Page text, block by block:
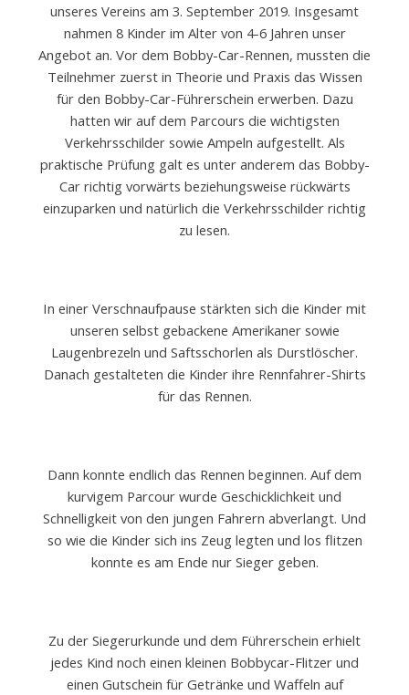
unseres Vereins am 3. September 2019. Insgesamt
nahmen 8 Kinder im Alter von 4-6 Jahren unser
Angebot an. Vor dem Bobby-Car-Rennen, mussten die
Teilnehmer zuerst in Theorie und Praxis das Wissen
für den Bobby-Car-Führerschein erwerben. Dazu
hatten wir auf dem Parcours die wichtigsten
Verkehrsschilder sowie Ampeln aufgestellt. Als
praktische Prüfung galt es unter anderem das Bobby-
Car richtig vorwärts beziehungsweise rückwärts
einzuparken und natürlich die Verkehrsschilder richtig
zu lesen.
In einer Verschnaufpause stärkten sich die Kinder mit
unseren selbst gebackene Amerikaner sowie
Laugenbrezeln und Saftsschorlen als Durstlöscher.
Danach gestalteten die Kinder ihre Rennfahrer-Shirts
für das Rennen.
Dann konnte endlich das Rennen beginnen. Auf dem
kurvigem Parcour wurde Geschicklichkeit und
Schnelligkeit von den jungen Fahrern abverlangt. Und
so wie die Kinder sich ins Zeug legten und los flitzen
konnte es am Ende nur Sieger geben.
Zu der Siegerurkunde und dem Führerschein erhielt
jedes Kind noch einen kleinen Bobbycar-Flitzer und
einen Gutschein für Getränke und Waffeln auf